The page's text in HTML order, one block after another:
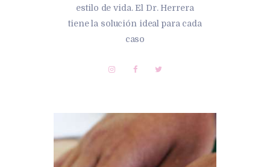
estilo de vida. El Dr. Herrera
tiene la solución ideal para cada
caso